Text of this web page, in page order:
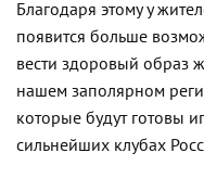
Благодаря этому у
появится больше
вести здоровый образ
нашем заполярном
которые будут готовы
сильнейших клубах